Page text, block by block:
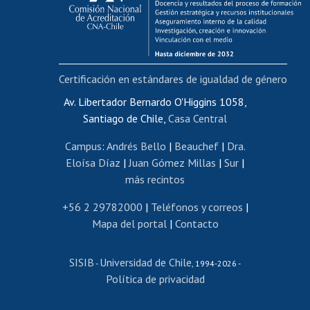
Funcionarias/os
Cursos internos de capacitación
Bienestar del personal
Portal de movilidad interna
Certificado de renta
Certificado de renta honorarios
Editar páginas blancas
Extranjeras/os
Revalidación y reconocimiento de títulos
Postulación al Programa de Movilidad Estudiantil
Cursos de español
Av. Libertador Bernardo O'Higgins 1058,
Santiago de Chile, Casa Central
Campus: Andrés Bello | Beauchef| Dra.
Eloísa Díaz | Juan Gómez Millas | Sur |
más recintos
+56 2 29782000 | Teléfonos y correos |
Mapa del portal| Contacto
SISIB - Universidad de Chile , 1994-2026 -
Política de privacidad
Certificación en estándares de igualdad de género